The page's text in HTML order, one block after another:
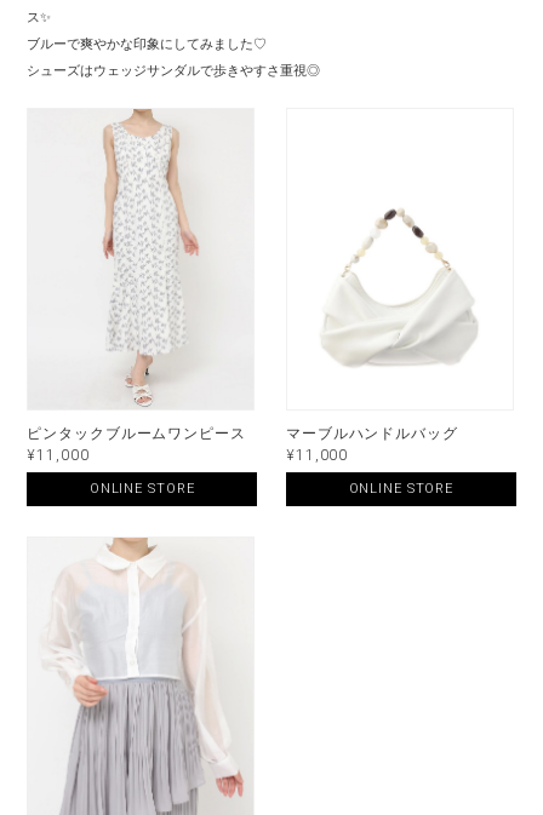
ス✨
ブルーで爽やかな印象にしてみました♡
シューズはウェッジサンダルで歩きやすさ重視◎
ピンタックブルームワンピース
¥11,000
ONLINE STORE
マーブルハンドルバッグ
¥11,000
ONLINE STORE